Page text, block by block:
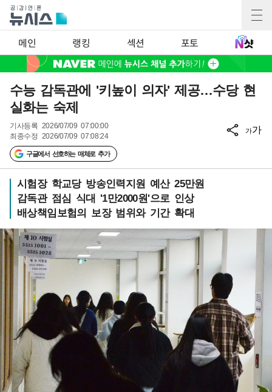
메인 랭킹 섹션 포토
수능 감독관에 '키높이 의자' 제공…수당 현
실화는 숙제
기사등록 2026/07/09 07:00:00
최종수정 2026/07/09 07:08:24
구글에서 선호하는 매체로 추가
가가
시험장 학교당 방송인력지원 예산 25만원
감독관 점심 식대 '1만2000원'으로 인상
배상책임보험의 보장 범위와 기간 확대